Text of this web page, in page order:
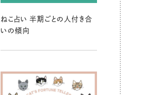
ねこ占い 半期ごとの人付き合
いの傾向